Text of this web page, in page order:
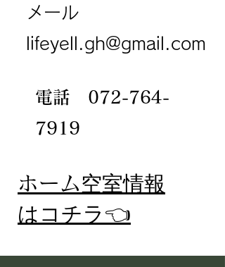
メール
lifeyell.gh@gmail.com
電話 072-764-
7919
​ホーム空室情報
​はコチラ👈